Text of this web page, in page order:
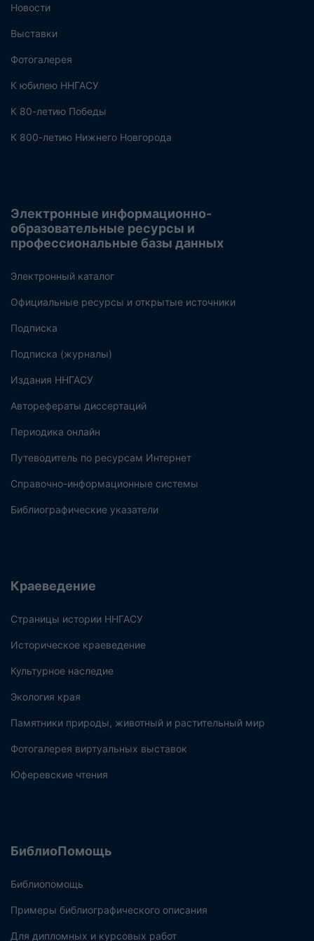
Новости
Выставки
Фотогалерея
К юбилею ННГАСУ
К 80-летию Победы
К 800-летию Нижнего Новгорода
Электронные информационно-
образовательные ресурсы и
профессиональные базы данных
Электронный каталог
Официальные ресурсы и открытые источники
Подписка
Подписка (журналы)
Издания ННГАСУ
Авторефераты диссертаций
Периодика онлайн
Путеводитель по ресурсам Интернет
Справочно-информационные системы
Библиографические указатели
Краеведение
Страницы истории ННГАСУ
Историческое краеведение
Культурное наследие
Экология края
Памятники природы, животный и растительный мир
Фотогалерея виртуальных выставок
Юферевские чтения
БиблиоПомощь
Библиопомощь
Примеры библиографического описания
Для дипломных и курсовых работ